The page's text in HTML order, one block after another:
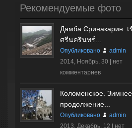
Рекомендуемые фото
Дамба Сринакарин.
ศรีนครินทร์...
Опубликовано
admin
2014, Ноябрь, 30 | нет
комментариев
Коломенское. Зимнее
продолжение...
Опубликовано
admin
2013, Декабрь, 12 | нет